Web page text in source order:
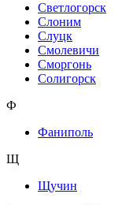
Светлогорск
Слоним
Слуцк
Смолевичи
Сморгонь
Солигорск
Ф
Фаниполь
Щ
Щучин